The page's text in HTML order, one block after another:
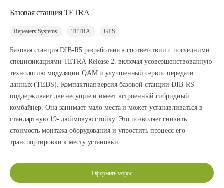
Базовая станция TETRA
Repeaters Systems TETRA GPS
Базовая станция DIB-R5 разработана в соответствии с последними
спецификациями ТЕТRA Release 2. включая усовершенствованную
технологию модуляции QАМ и улучшенный сервис передачи
данных (ТEDS). Компактная версия базовой станции DIB-RS
поддерживает две несущие и имеет встроенный гибридный
комбайнер. Она занимает мало места и может устанавливаться в
стандартную 19- дюймовую стойку. Это позволяет снизить
стоимость монтажа оборудования и упростить процесс его
транспортировки к месту установки.
Оформить запрос